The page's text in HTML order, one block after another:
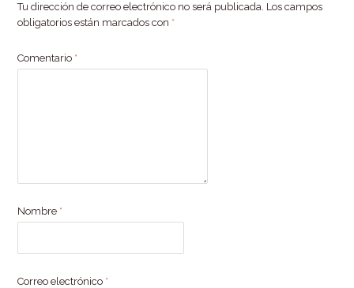
Tu dirección de correo electrónico no será publicada. Los campos
obligatorios están marcados con *
Comentario *
Nombre *
Correo electrónico *